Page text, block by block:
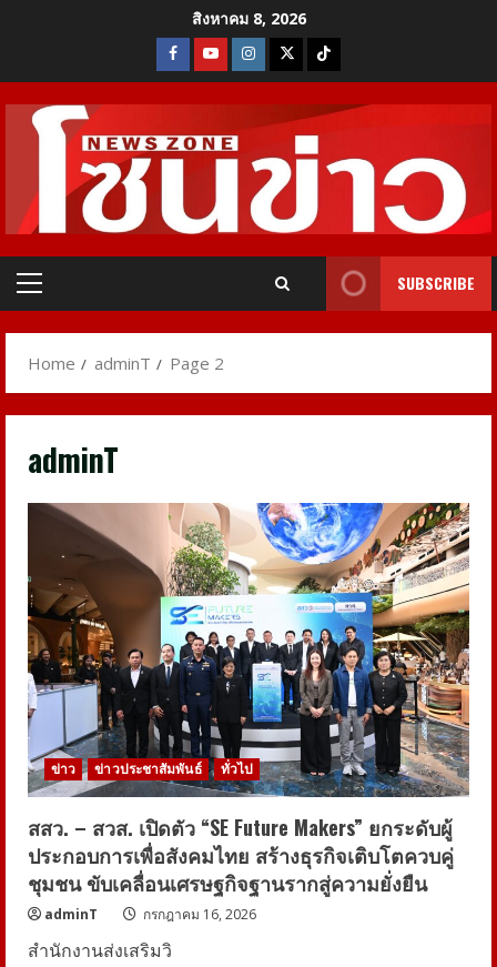
สิงหาคม 8, 2026
Facebook
YoutubeInstagram
X Tiktok
Primary
SUBSCRIBE
Home adminT Page 2
adminT
ข่าว ข่าวประชาสัมพันธ์ ทั่วไป
สสว. – สวส. เปิดตัว “SE Future Makers” ยกระดับผู้
ประกอบการเพื่อสังคมไทย สร้างธุรกิจเติบโตควบคู่
ชุมชน ขับเคลื่อนเศรษฐกิจฐานรากสู่ความยั่งยืน
adminT กรกฎาคม 16, 2026
สำนักงานส่งเสริมวิ